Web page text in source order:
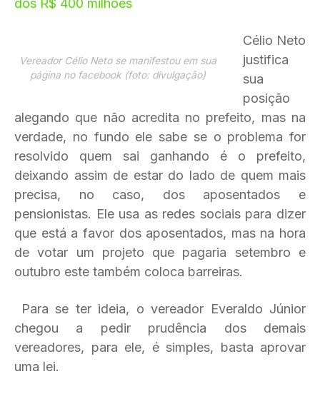
dos R$ 400 milhões
Vereador Célio Neto se manifestou em sua
página no facebook (foto: divulgação)
Célio Neto
justifica
sua
posição
alegando que não acredita no prefeito, mas na
verdade, no fundo ele sabe se o problema for
resolvido quem sai ganhando é o prefeito,
deixando assim de estar do lado de quem mais
precisa, no caso, dos aposentados e
pensionistas. Ele usa as redes sociais para dizer
que está a favor dos aposentados, mas na hora
de votar um projeto que pagaria setembro e
outubro este também coloca barreiras.
Para se ter ideia, o vereador Everaldo Júnior
chegou a pedir prudência dos demais
vereadores, para ele, é simples, basta aprovar
uma lei.